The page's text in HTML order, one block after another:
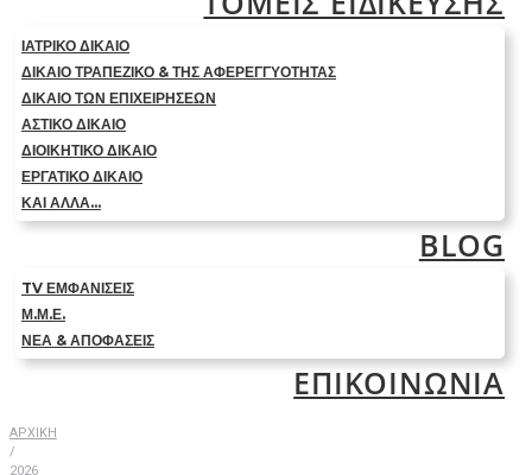
ΙΑΤΡΙΚΟ ΔΙΚΑΙΟ
ΔΙΚΑΙΟ ΤΡΑΠΕΖΙΚΟ & ΤΗΣ ΑΦΕΡΕΓΓΥΟΤΗΤΑΣ
ΔΙΚΑΙΟ ΤΩΝ ΕΠΙΧΕΙΡΗΣΕΩΝ
ΑΣΤΙΚΟ ΔΙΚΑΙΟ
ΔΙΟΙΚΗΤΙΚΟ ΔΙΚΑΙΟ
ΕΡΓΑΤΙΚΟ ΔΙΚΑΙΟ
ΚΑΙ ΑΛΛΑ…
BLOG
TV ΕΜΦΑΝΙΣΕΙΣ
Μ.Μ.Ε.
ΝΕΑ & ΑΠΟΦΑΣΕΙΣ
ΕΠΙΚΟΙΝΩΝΙΑ
ΑΡΧΙΚΗ
/
2026